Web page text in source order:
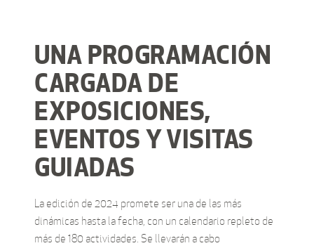
UNA PROGRAMACIÓN
CARGADA DE
EXPOSICIONES,
EVENTOS Y VISITAS
GUIADAS
La edición de 2024 promete ser una de las más
dinámicas hasta la fecha, con un calendario repleto de
más de 180 actividades. Se llevarán a cabo